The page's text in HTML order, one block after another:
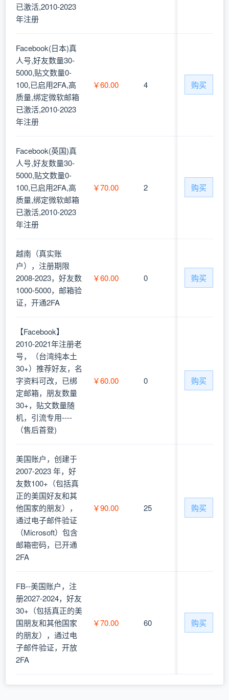
已激活,2010-2023
年注册
Facebook(日本)真
人号,好友数量30-
5000,贴文数量0-
100,已启用2FA,高
质量,绑定微软邮箱
已激活,2010-2023
年注册
￥60.00 4 购买
Facebook(英国)真
人号,好友数量30-
5000,贴文数量0-
100,已启用2FA,高
质量,绑定微软邮箱
已激活,2010-2023
年注册
￥70.00 2 购买
越南（真实账
户），注册期限
2008-2023，好友数
1000-5000，邮箱验
证，开通2FA
￥60.00 0 购买
【Facebook】
2010-2021年注册老
号，（台湾纯本土
30+）推荐好友，名
字资料可改，已绑
定邮箱，朋友数量
30+，贴文数量随
机，引流专用----
（售后首登)
￥60.00 0 购买
美国账户，创建于
2007-2023 年，好
友数100+（包括真
正的美国好友和其
他国家的朋友），
通过电子邮件验证
（Microsoft）包含
邮箱密码，已开通
2FA
￥90.00 25 购买
FB--美国账户，注
册2027-2024，好友
30+（包括真正的美
国朋友和其他国家
的朋友），通过电
子邮件验证，开放
2FA
￥70.00 60 购买